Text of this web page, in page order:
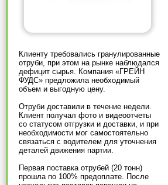
Клиенту требовались гранулированные
отруби, при этом на рынке наблюдался
дефицит сырья. Компания «ГРЕЙН
ФУДС» предложила необходимый
объем и выгодную цену.
Отруби доставили в течение недели.
Клиент получал фото и видеоотчеты
со статусом отгрузки и доставки, и при
необходимости мог самостоятельно
связаться с водителем для уточнения
деталей движения партии.
Первая поставка отрубей (20 тонн)
прошла по 100% предоплате. После